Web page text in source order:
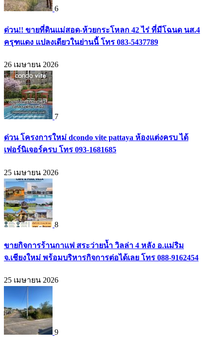
6
ด่วน!! ขายที่ดินแม่สอด-ห้วยกระโหลก 42 ไร่ ที่มีโฉนด นส.4
ครุฑแดง แปลงเดียวในย่านนี้ โทร 083-5437789
26 เมษายน 2026
7
ด่วน โครงการใหม่ dcondo vite pattaya ห้องแต่งครบ ได้
เฟอร์นิเจอร์ครบ โทร 093-1681685
25 เมษายน 2026
8
ขายกิจการร้านกาแฟ สระว่ายน้ำ วิลล่า 4 หลัง อ.แม่ริม
จ.เชียงใหม่ พร้อมบริหารกิจการต่อได้เลย โทร 088-9162454
25 เมษายน 2026
9